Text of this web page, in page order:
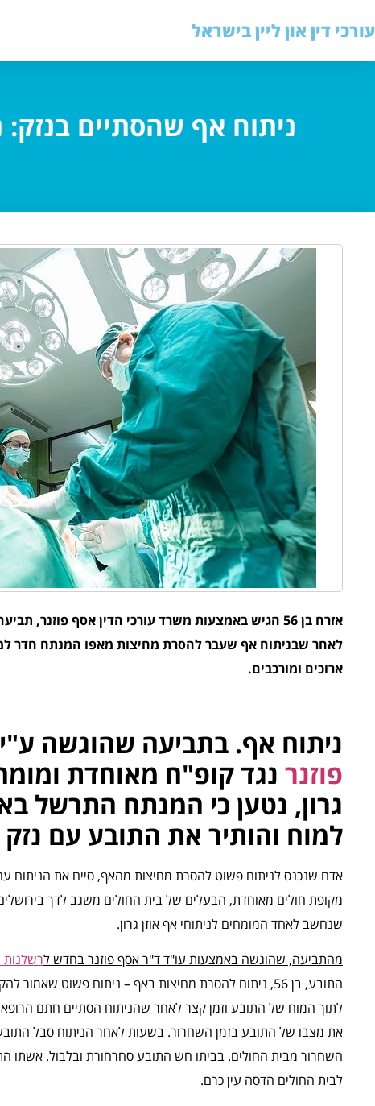
עורכי דין און ליין בישראל
ניתוח אף שהסתיים בנזק:
אזרח בן 56 הגיש באמצעות משרד עורכי הדין אסף
לאחר שבניתוח אף שעבר להסרת מחיצות מאפו המנתח חדר
ארוכים ומורכבים.
ניתוח אף. בתביעה שהוגשה
פוזנר נגד קופ"ח מאוחדת
גרון, נטען כי המנתח התרשל
למוח והותיר את התובע עם
אדם שנכנס לניתוח פשוט להסרת מחיצות מהאף, סיים את הניתוח
מקופת חולים מאוחדת, הבעלים של בית החולים משגב לדך
שנחשב לאחד המומחים לניתוחי אף אוזן גרון.
מהתביעה, שהוגשה באמצעות עו"ד ד"ר אסף פוזנר בחדש לרשלנות
התובע, בן 56, ניתוח להסרת מחיצות באף – ניתוח פשוט
לתוך המוח של התובע וזמן קצר לאחר שהניתוח הסתיים חתם
את מצבו של התובע בזמן השחרור. בשעות לאחר הניתוח סבל
השחרור מבית החולים. בביתו חש התובע סחרחורת ובלבול. אשתו
לבית החולים הדסה עין כרם.